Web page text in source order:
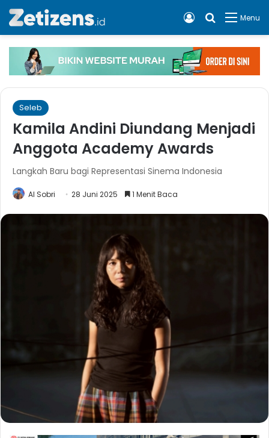
Menu
Cari apa,
Log In
Seleb
Kamila Andini Diundang Menjadi
Anggota Academy Awards
Langkah Baru bagi Representasi Sinema Indonesia
Al Sobri 28 Juni 2025 1 Menit Baca